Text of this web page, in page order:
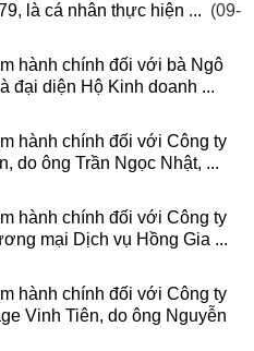
là cá nhân thực hiện ... (09-
hành chính đối với bà Ngô
đại diện Hộ Kinh doanh ...
hành chính đối với Công ty
do ông Trần Ngọc Nhật, ...
hành chính đối với Công ty
mại Dịch vụ Hồng Gia ...
hành chính đối với Công ty
Vinh Tiên, do ông Nguyễn